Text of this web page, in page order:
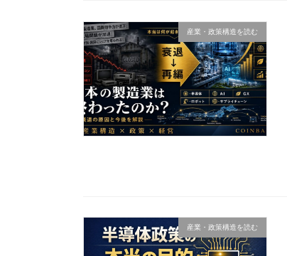
産業・政策構造を読む
産業・政策構造を読む